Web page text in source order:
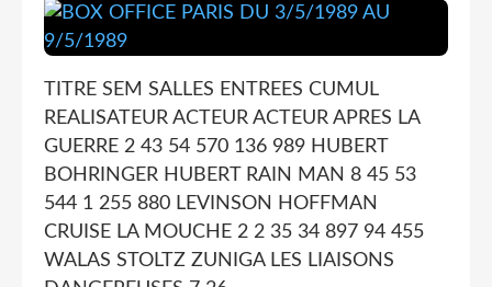
TITRE SEM SALLES ENTREES CUMUL
REALISATEUR ACTEUR ACTEUR APRES LA
GUERRE 2 43 54 570 136 989 HUBERT
BOHRINGER HUBERT RAIN MAN 8 45 53
544 1 255 880 LEVINSON HOFFMAN
CRUISE LA MOUCHE 2 2 35 34 897 94 455
WALAS STOLTZ ZUNIGA LES LIAISONS